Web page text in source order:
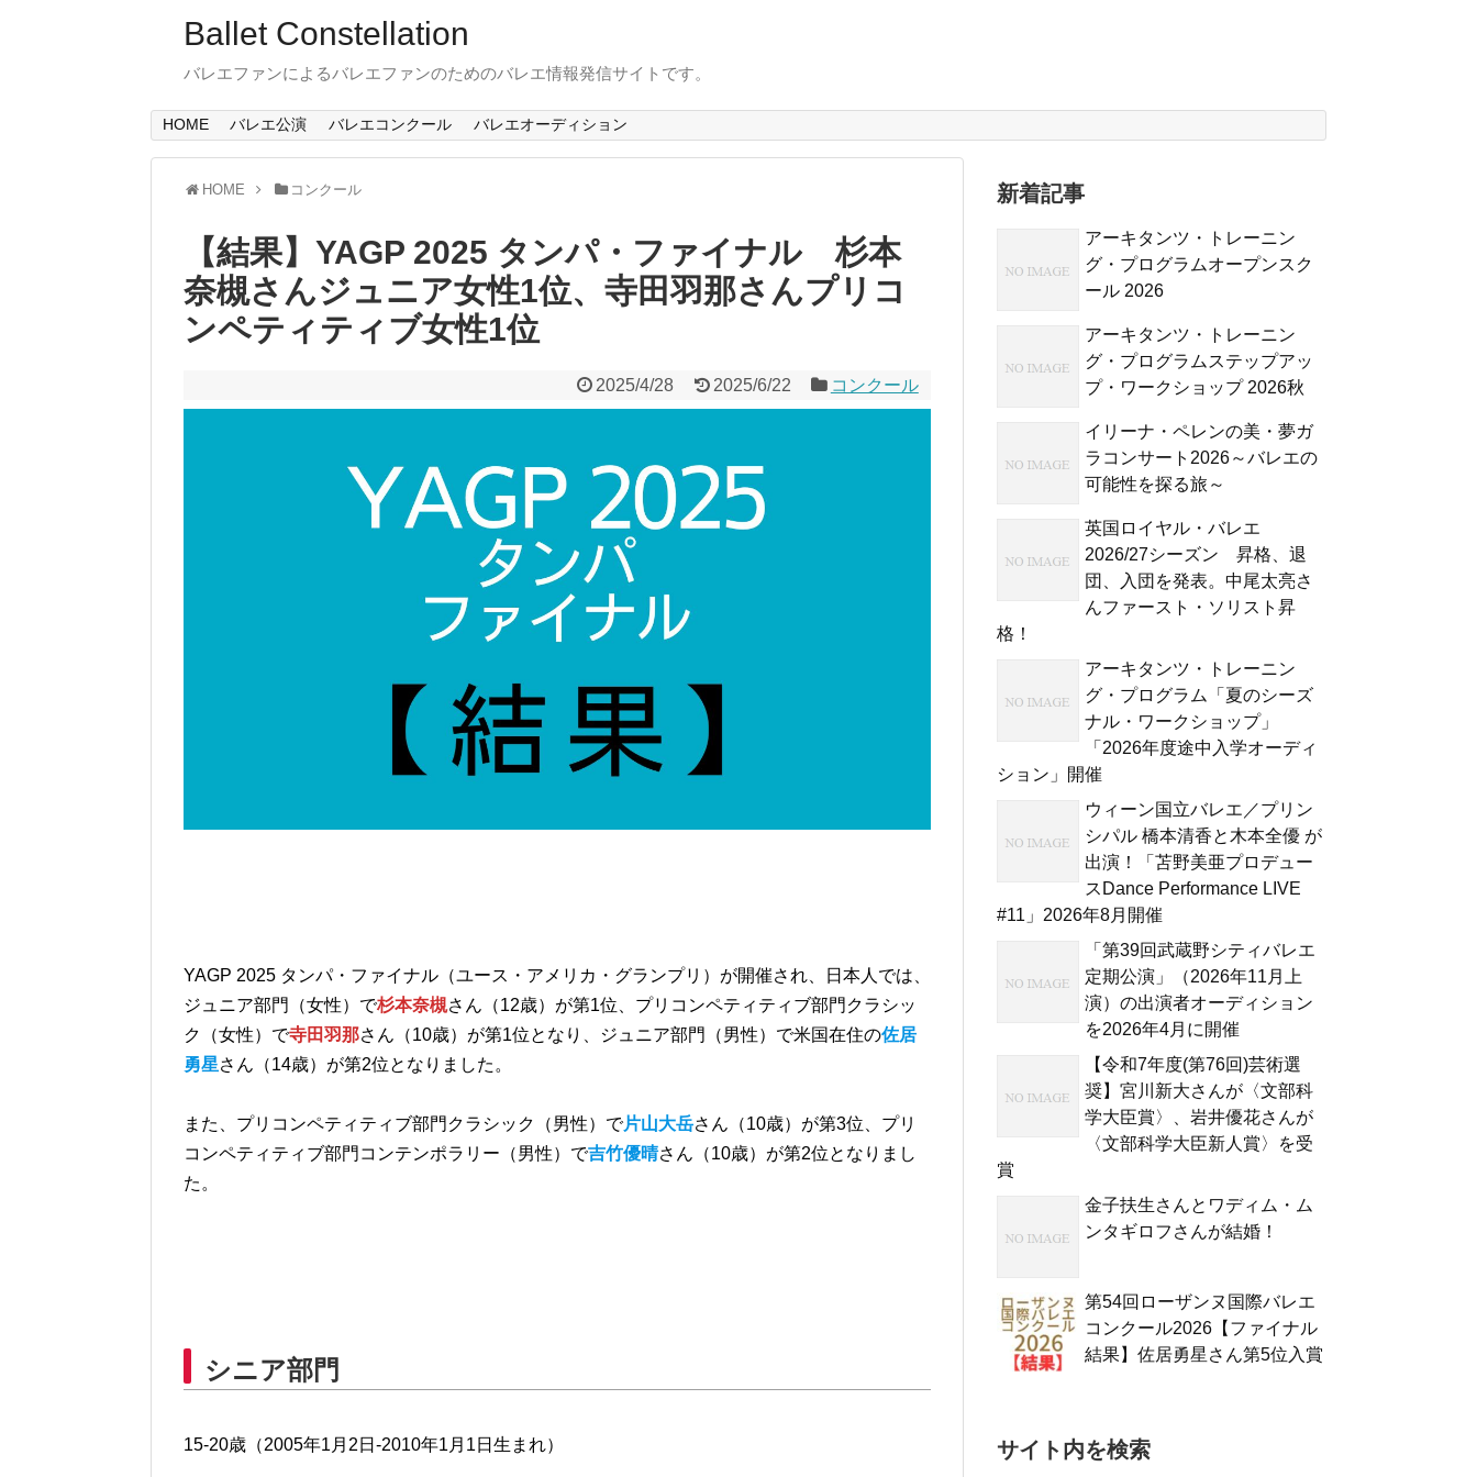
Ballet Constellation
バレエファンによるバレエファンのためのバレエ情報発信サイトです。
HOME バレエ公演 バレエコンクール バレエオーディション
HOME コンクール
【結果】YAGP 2025 タンパ・ファイナル 杉本
奈槻さんジュニア女性1位、寺田羽那さんプリコ
ンペティティブ女性1位
2025/4/28 2025/6/22 コンクール
YAGP 2025 タンパ・ファイナル（ユース・アメリカ・グランプリ）が開催され、日本人では、
ジュニア部門（女性）で杉本奈槻さん（12歳）が第1位、プリコンペティティブ部門クラシッ
ク（女性）で寺田羽那さん（10歳）が第1位となり、ジュニア部門（男性）で米国在住の佐居
勇星さん（14歳）が第2位となりました。
また、プリコンペティティブ部門クラシック（男性）で片山大岳さん（10歳）が第3位、プリ
コンペティティブ部門コンテンポラリー（男性）で吉竹優晴さん（10歳）が第2位となりまし
た。
シニア部門
15-20歳（2005年1月2日-2010年1月1日生まれ）
新着記事
アーキタンツ・トレーニン
グ・プログラムオープンスク
ール 2026
アーキタンツ・トレーニン
グ・プログラムステップアッ
プ・ワークショップ 2026秋
イリーナ・ペレンの美・夢ガ
ラコンサート2026～バレエの
可能性を探る旅～
英国ロイヤル・バレエ
2026/27シーズン 昇格、退
団、入団を発表。中尾太亮さ
んファースト・ソリスト昇
格！
アーキタンツ・トレーニン
グ・プログラム「夏のシーズ
ナル・ワークショップ」
「2026年度途中入学オーディ
ション」開催
ウィーン国立バレエ／プリン
シパル 橋本清香と木本全優 が
出演！「苫野美亜プロデュー
スDance Performance LIVE
#11」2026年8月開催
「第39回武蔵野シティバレエ
定期公演」（2026年11月上
演）の出演者オーディション
を2026年4月に開催
【令和7年度(第76回)芸術選
奨】宮川新大さんが〈文部科
学大臣賞〉、岩井優花さんが
〈文部科学大臣新人賞〉を受
賞
金子扶生さんとワディム・ム
ンタギロフさんが結婚！
第54回ローザンヌ国際バレエ
コンクール2026【ファイナル
結果】佐居勇星さん第5位入賞
サイト内を検索